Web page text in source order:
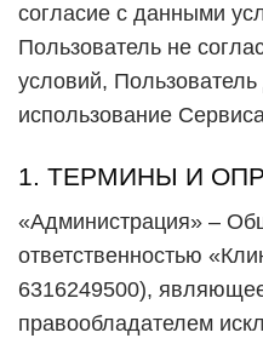
согласие с данными
Пользователь не
условий,
использование
1. ТЕРМИНЫ И
«Администрация» –
ответственностью
6316249500),
правообладателем